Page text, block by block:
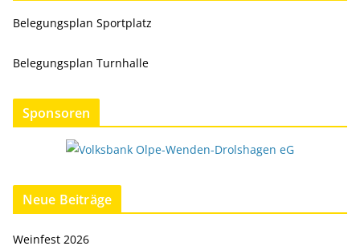
Belegungsplan Sportplatz
Belegungsplan Turnhalle
Sponsoren
Neue Beiträge
Weinfest 2026